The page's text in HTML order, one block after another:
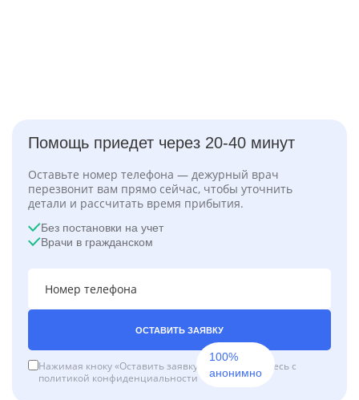
Помощь приедет через 20-40 минут
Оставьте номер телефона — дежурный врач
перезвонит вам прямо сейчас, чтобы уточнить
детали и рассчитать время прибытия.
Без постановки на учет
Врачи в гражданском
ОСТАВИТЬ ЗАЯВКУ
Нажимая кноку «Оставить заявку», вы соглашаетесь с
политикой конфиденциальности
100%
анонимно